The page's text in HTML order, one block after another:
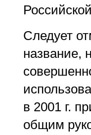
Следует
название,
в 2001 г.
общим